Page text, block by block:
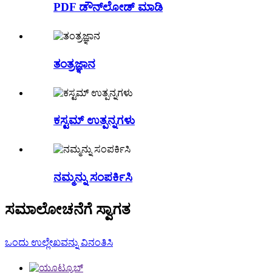
PDF ಡೌನ್‌ಲೋಡ್ ಮಾಡಿ
ತಂತ್ರಜ್ಞಾನ
ಕಸ್ಟಮ್ ಉತ್ಪನ್ನಗಳು
ನಮ್ಮನ್ನು ಸಂಪರ್ಕಿಸಿ
ಸಮಾಲೋಚನೆಗೆ ಸ್ವಾಗತ
ಒಂದು ಉಲ್ಲೇಖವನ್ನು ವಿನಂತಿಸಿ